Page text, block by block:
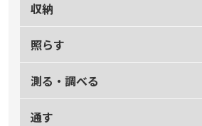
収納
照らす
測る・調べる
通す